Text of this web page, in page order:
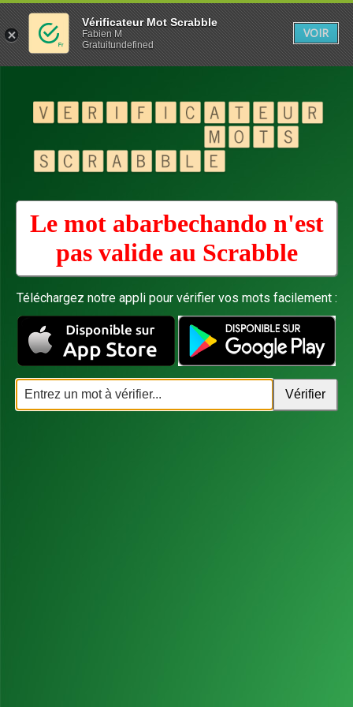
Le mot abarbechando n'est
pas valide au Scrabble
Téléchargez notre appli pour vérifier vos mots facilement :
Vérificateur Mot Scrabble
Fabien M
Gratuitundefined
VOIR